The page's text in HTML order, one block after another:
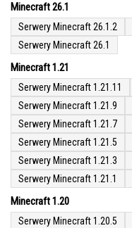
Minecraft 26.1
Serwery Minecraft 26.1.2
Serwery Minecraft 26.1
Minecraft 1.21
Serwery Minecraft 1.21.11
Serwery Minecraft 1.21.9
Serwery Minecraft 1.21.7
Serwery Minecraft 1.21.5
Serwery Minecraft 1.21.3
Serwery Minecraft 1.21.1
Minecraft 1.20
Serwery Minecraft 1.20.5